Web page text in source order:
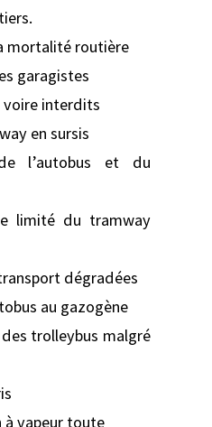
mortalité routière
garagistes
voire interdits
en sursis
l’autobus et du
limité du tramway
dégradées
au gazogène
trolleybus malgré
à vapeur toute